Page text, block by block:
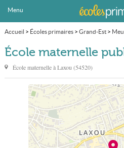
Menu
Accueil > Écoles primaires> Grand-Est>
École maternelle publique Émile Zola
École maternelle
École maternelle àLaxou (54520)